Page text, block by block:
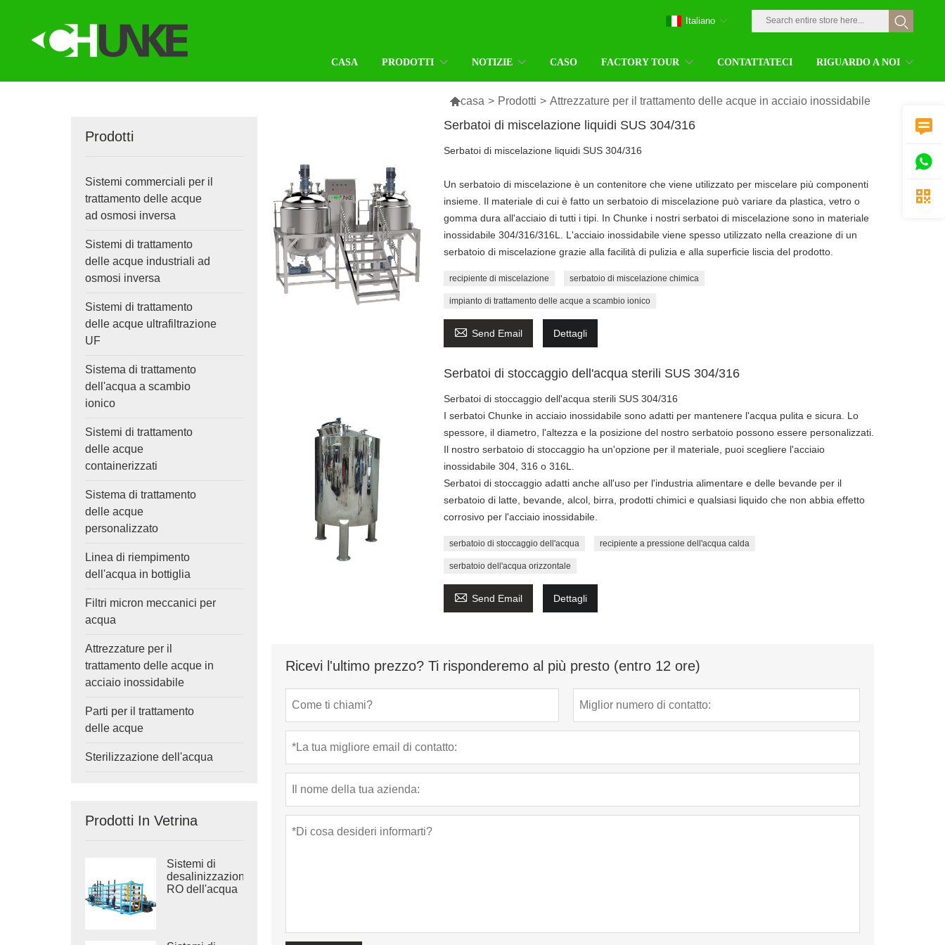
CASA PRODOTTI NOTIZIE CASO FACTORY TOUR CONTATTATECI RIGUARDO A NOI
Italiano
casa > Prodotti > Attrezzature per il trattamento delle acque in acciaio inossidabile
Prodotti
Sistemi commerciali per il
trattamento delle acque
ad osmosi inversa
Sistemi di trattamento
delle acque industriali ad
osmosi inversa
Sistemi di trattamento
delle acque ultrafiltrazione
UF
Sistema di trattamento
dell'acqua a scambio
ionico
Sistemi di trattamento
delle acque
containerizzati
Sistema di trattamento
delle acque
personalizzato
Linea di riempimento
dell'acqua in bottiglia
Filtri micron meccanici per
acqua
Attrezzature per il
trattamento delle acque in
acciaio inossidabile
Parti per il trattamento
delle acque
Sterilizzazione dell'acqua
Prodotti In Vetrina
Sistemi di
desalinizzazione
RO dell'acqua
Serbatoi di miscelazione liquidi SUS 304/316
Serbatoi di miscelazione liquidi SUS 304/316
Un serbatoio di miscelazione è un contenitore che viene utilizzato per miscelare più componenti
insieme. Il materiale di cui è fatto un serbatoio di miscelazione può variare da plastica, vetro o
gomma dura all'acciaio di tutti i tipi. In Chunke i nostri serbatoi di miscelazione sono in materiale
inossidabile 304/316/316L. L'acciaio inossidabile viene spesso utilizzato nella creazione di un
serbatoio di miscelazione grazie alla facilità di pulizia e alla superficie liscia del prodotto.
recipiente di miscelazione serbatoio di miscelazione chimica
impianto di trattamento delle acque a scambio ionico
 Send Email Dettagli
Serbatoi di stoccaggio dell'acqua sterili SUS 304/316
Serbatoi di stoccaggio dell'acqua sterili SUS 304/316
I serbatoi Chunke in acciaio inossidabile sono adatti per mantenere l'acqua pulita e sicura. Lo
spessore, il diametro, l'altezza e la posizione del nostro serbatoio possono essere personalizzati.
Il nostro serbatoio di stoccaggio ha un'opzione per il materiale, puoi scegliere l'acciaio
inossidabile 304, 316 o 316L.
Serbatoi di stoccaggio adatti anche all'uso per l'industria alimentare e delle bevande per il
serbatoio di latte, bevande, alcol, birra, prodotti chimici e qualsiasi liquido che non abbia effetto
corrosivo per l'acciaio inossidabile.
serbatoio di stoccaggio dell'acqua recipiente a pressione dell'acqua calda
serbatoio dell'acqua orizzontale
 Send Email Dettagli
Ricevi l'ultimo prezzo? Ti risponderemo al più presto (entro 12 ore)


